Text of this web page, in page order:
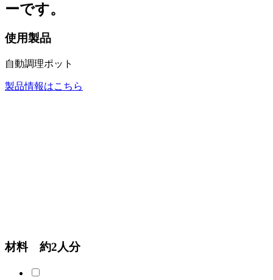
ーです。
使用製品
自動調理ポット
製品情報はこちら
材料 約2人分